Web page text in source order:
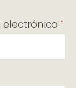
electrónico *